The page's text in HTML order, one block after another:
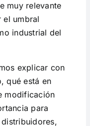
muy relevante
el umbral
industrial del
explicar con
qué está en
modificación
para